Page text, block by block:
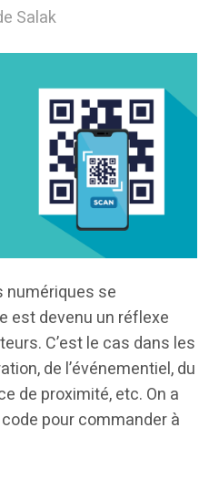
Salak
numériques se
est devenu un réflexe
C’est le cas dans les
de l’événementiel, du
de proximité, etc. On a
pour commander à